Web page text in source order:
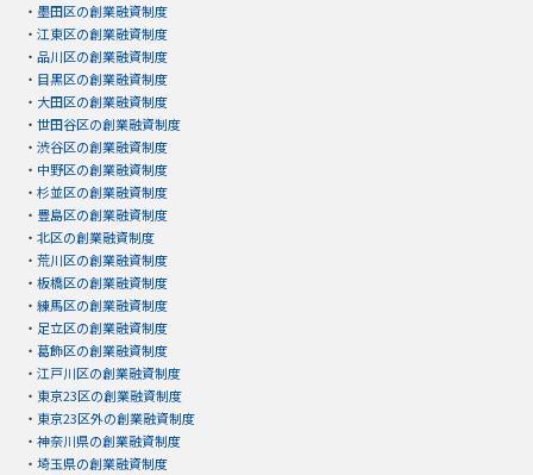
・ 墨田区の創業融資制度
・ 江東区の創業融資制度
・ 品川区の創業融資制度
・ 目黒区の創業融資制度
・ 大田区の創業融資制度
・ 世田谷区の創業融資制度
・ 渋谷区の創業融資制度
・ 中野区の創業融資制度
・ 杉並区の創業融資制度
・ 豊島区の創業融資制度
・ 北区の創業融資制度
・ 荒川区の創業融資制度
・ 板橋区の創業融資制度
・ 練馬区の創業融資制度
・ 足立区の創業融資制度
・ 葛飾区の創業融資制度
・ 江戸川区の創業融資制度
・ 東京23区の創業融資制度
・ 東京23区外の創業融資制度
・ 神奈川県の創業融資制度
・ 埼玉県の創業融資制度